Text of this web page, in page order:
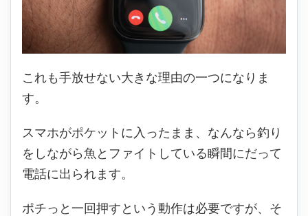
これも手放せない大きな理由の一つになりま
す。
スマホがポケットに入ったまま、なんなら釣り
をしながら魚とファイトしている瞬間にだって
電話に出られます。
ポチっと一回押すという動作は必要ですが、そ